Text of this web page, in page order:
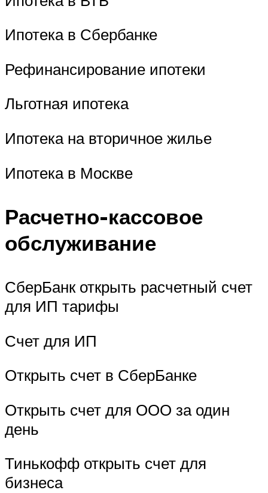
Ипотека в Сбербанке
Рефинансирование ипотеки
Льготная ипотека
Ипотека на вторичное жилье
Ипотека в Москве
Расчетно-кассовое
обслуживание
СберБанк открыть расчетный счет
для ИП тарифы
Счет для ИП
Открыть счет в СберБанке
Открыть счет для ООО за один
день
Тинькофф открыть счет для
бизнеса